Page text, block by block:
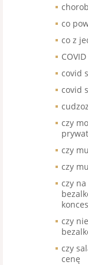
co
co z
covid
covid
czy
czy
czy
czy
czy
czy
cenę